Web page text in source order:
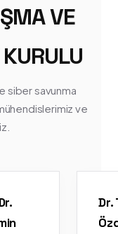
VE
siber savunma
ve
Dr.